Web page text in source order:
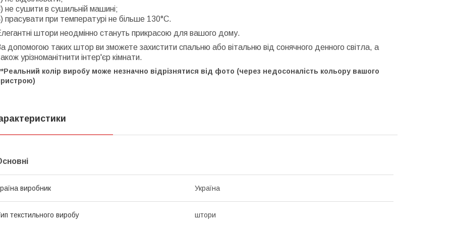
не сушити в сушильній машині;
прасувати при температурі не більше 130°C.
штори неодмінно стануть прикрасою для вашого дому.
допомогою таких штор ви зможете захистити спальню або вітальню від сонячного денного світла, а
урізноманітнити інтер'єр кімнати.
колір виробу може незначно відрізнятися від фото (через недосоналість кольору вашого
виробник Україна
текстильного виробу штори